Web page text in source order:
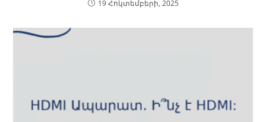
19 Հոկտեմբերի, 2025